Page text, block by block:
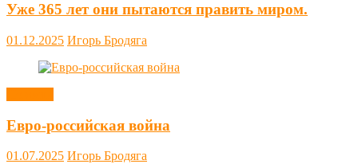
Уже 365 лет они пытаются править миром.
01.12.2025 Игорь Бродяга
Евро-российская война
01.07.2025 Игорь Бродяга